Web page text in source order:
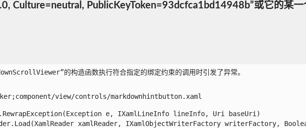
Culture=neutral, PublicKeyToken=93dcfca1bd14948b”或它的某
的构造函数执行符合指定的绑定约束的调用时引发了异常。
view/controls/markdownhintbutton.xaml
e, IXamlLineInfo lineInfo, Uri baseUri)
xamlReader, IXamlObjectWriterFactory writerFactory,